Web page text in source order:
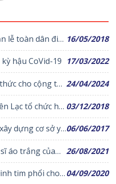
lễ toàn dân đi
16/05/2018
hậu CoVid-19 17/03/2022
cho cộng tác 24/04/2024
Lạc tổ chức hội
tắc ứng xử
năm 2018
03/12/2018
dựng cơ sở y 06/06/2017
áo trắng của
Lạc
26/08/2021
tim phổi cho
04/09/2020